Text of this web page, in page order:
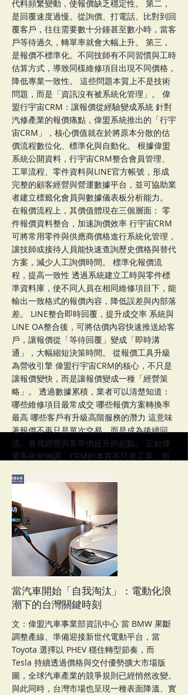
代料頻繁變動，使報價缺乏穩定性。 第二，
是回覆速度過慢。從詢價、打電話、比對到回
覆客戶，往往需要數十分鐘甚至數小時，當客
戶等待過久，轉單率就會大幅上升。 第三，
是報價不標準化。不同技師有不同習慣與工時
估算方式，導致同樣維修項目出現不同價格，
降低專業一致性。 這些問題本質上不是技術
問題，而是「資訊沒有被系統化管理」。 偉
盟行宇宙CRM：讓報價從經驗變成系統 針對
汽修產業的報價痛點，偉盟系統推出的「行宇
宙CRM」，核心價值就在於將原本分散的估
價流程數位化、標準化與自動化。 根據偉盟
系統公開資料，行宇宙CRM整合會員管理、
工單流程、零件資料與LINE官方帳號，形成
完整的顧客經營與營運數據平台，並可協助業
者建立標籤化會員與數據儀表板分析能力。
在報價流程上，其價值體現在三個層面： 零
件報價資料整合，加速詢價效率 行宇宙CRM
可將常用零件與供應商價格進行系統化管理，
讓技師或接待人員能快速查詢歷史價格與替代
方案，減少人工詢價時間。 標準化報價流
程，提高一致性 透過系統建立工時與零件標
準資料庫，使不同人員在相同維修項目下，能
輸出一致格式的報價內容，降低誤差與內部落
差。 LINE整合即時回覆，提升成交率 系統與
LINE OA整合後，可將估價內容快速推送給客
戶，讓報價從「等待回覆」變成「即時溝
通」，大幅縮短決策時間。 從報價工具升級
為營收引擎 偉盟行宇宙CRM的核心，不只是
讓報價變快，而是讓報價變成一種「經營策
略」。 透過數據累積，業者可以清楚知道：
哪些維修項目最常成交 哪些報價方案轉換率
最高 哪些客戶有升級高階服務的潛力 這意味
著報價不再只是單次交易，而是成為後續回
流、會員經營與客單價提升的起點。 正如偉
盟系統所強調，CRM的本質不只是工具，而
營」，並最終轉化為穩定營收與長期客戶關
係。 在汽車產業加速數位化的時代，真正拉
開差距的，不是技術本身，而是「資訊處理速
度與顧客溝通效率」。 當報價從人工走向系
統，汽修廠不再只是被動接單，而是開始具備
主動經營客戶的能力。 偉盟行宇宙CRM的價
值，就在於讓每一次估價，都成為一次建立信
任與創造營收的機會。
More
當汽車開始「自我淘汰」：電動化浪
潮下的台灣關鍵時刻
文：偉盟汽車事業部資訊中心 當 BMW 果斷
調整產線、準備迎接新世代電動平台，當
Toyota 選擇以 PHEV 穩住轉型節奏，而
Tesla 持續透過價格與交付優勢擴大市場版
圖，全球汽車產業的競爭規則已經悄然改變。
與此同時，台灣市場也呈現一種表面降溫、實